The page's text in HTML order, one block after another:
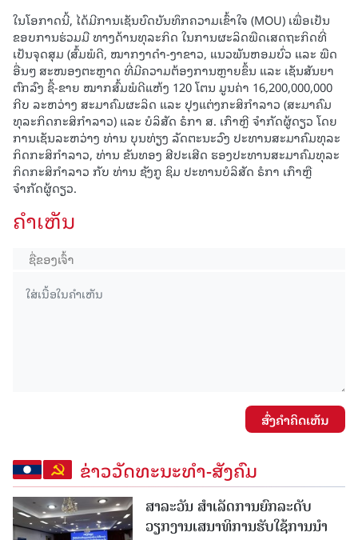
ໃນໂອກາດນີ້, ໄດ້ມີການເຊັນບົດບັນທຶກຄວາມເຂົ້າໃຈ (MOU) ເພື່ອເປັນ
ຂອບການຮ່ວມມື ທາງດ້ານທຸລະກິດ ໃນການຜະລິດພືດເສດຖະກິດທີ່
ເປັນຈຸດສຸມ (ສົ້ມພໍດີ, ໝາກງາດໍາ-ງາຂາວ, ແນວພັນຫອມບົ່ວ ແລະ ພືດ
ອື່ນໆ ສະໜອງຕະຫຼາດ ທີ່ມີຄວາມຕ້ອງການຫຼາຍຂຶ້ນ ແລະ ເຊັນສັນຍາ
ຕົກລົງ ຊື້-ຂາຍ ໝາກສົ້ມພໍດີແຫ້ງ 120 ໂຕນ ມູນຄ່າ 16,200,000,000
ກີບ ລະຫວ່າງ ສະມາຄົມຜະລິດ ແລະ ປຸງແຕ່ງກະສິກໍາລາວ (ສະມາຄົມ
ທຸລະກິດກະສິກໍາລາວ) ແລະ ບໍລິສັດ ຣໍກາ ສ. ເກົາຫຼີ ຈໍາກັດຜູ້ດຽວ ໂດຍ
ການເຊັນລະຫວ່າງ ທ່ານ ບຸນທ່ຽງ ລັດຕະນະວົງ ປະທານສະມາຄົມທຸລະ
ກິດກະສິກໍາລາວ, ທ່ານ ຂັນທອງ ສີປະເສີດ ຮອງປະທານສະມາຄົມທຸລະ
ກິດກະສິກໍາລາວ ກັບ ທ່ານ ຊັງກູ ຊິມ ປະທານບໍລິສັດ ຣໍກາ ເກົາຫຼື
ຈຳກັດຜູ້ດຽວ.
ຄໍາເຫັນ
ສົ່ງຄໍາຄິດເຫັນ
ຂ່າວວັດທະນະທຳ-ສັງຄົມ
ສາລະວັນ ສໍາເລັດການຍົກລະດັບ
ວຽກງານເສນາທິການຮັບໃຊ້ການນໍາ